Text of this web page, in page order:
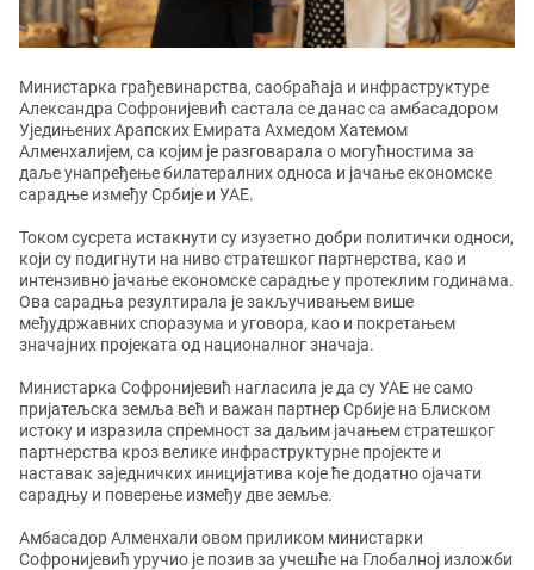
Министарка грађевинарства, саобраћаја и инфраструктуре
Александра Софронијевић састала се данас са амбасадором
Уједињених Арапских Емирата Ахмедом Хатемом
Алменхалијем, са којим је разговарала о могућностима за
даље унапређење билатералних односа и јачање економске
сарадње између Србије и УАЕ.
Током сусрета истакнути су изузетно добри политички односи,
који су подигнути на ниво стратешког партнерства, као и
интензивно јачање економске сарадње у протеклим годинама.
Ова сарадња резултирала је закључивањем више
међудржавних споразума и уговора, као и покретањем
значајних пројеката од националног значаја.
Министарка Софронијевић нагласила је да су УАЕ не само
пријатељска земља већ и важан партнер Србије на Блиском
истоку и изразила спремност за даљим јачањем стратешког
партнерства кроз велике инфраструктурне пројекте и
наставак заједничких иницијатива које ће додатно ојачати
сарадњу и поверење између две земље.
Амбасадор Алменхали овом приликом министарки
Софронијевић уручио је позив за учешће на Глобалној изложби